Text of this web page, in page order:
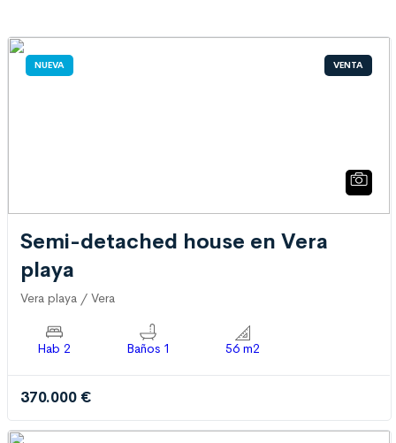
NUEVA VENTA
Semi-detached house en Vera
playa
Vera playa / Vera
Hab 2 Baños 1 56 m2
370.000 €